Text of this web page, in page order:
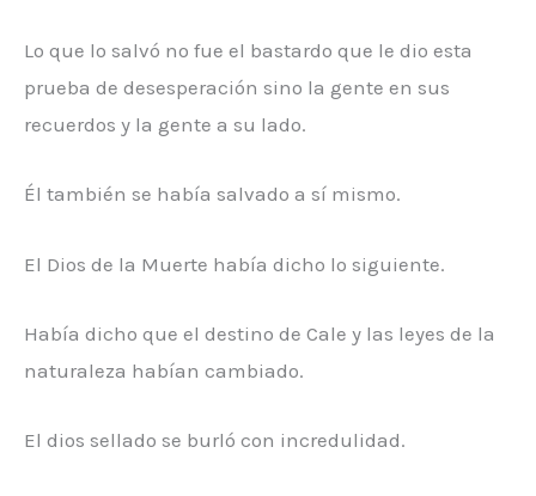
Lo que lo salvó no fue el bastardo que le dio esta
prueba de desesperación sino la gente en sus
recuerdos y la gente a su lado.
Él también se había salvado a sí mismo.
El Dios de la Muerte había dicho lo siguiente.
Había dicho que el destino de Cale y las leyes de la
naturaleza habían cambiado.
El dios sellado se burló con incredulidad.